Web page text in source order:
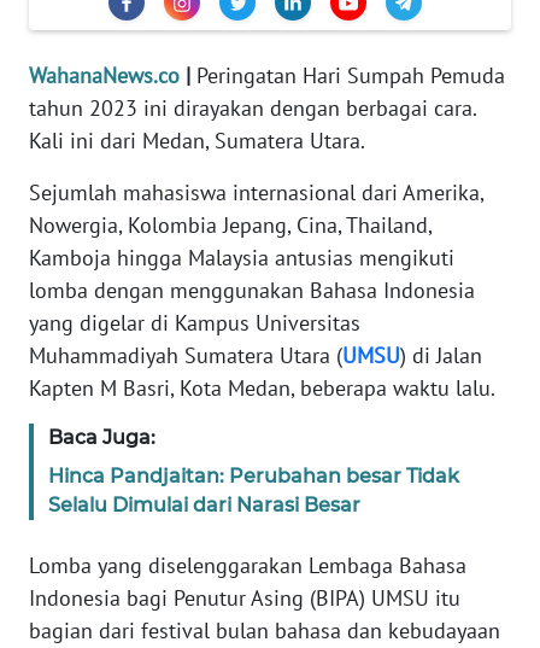
WahanaNews.co | Peringatan Hari Sumpah Pemuda
tahun 2023 ini dirayakan dengan berbagai cara.
Kali ini dari Medan, Sumatera Utara.
Sejumlah mahasiswa internasional dari Amerika,
Nowergia, Kolombia Jepang, Cina, Thailand,
Kamboja hingga Malaysia antusias mengikuti
lomba dengan menggunakan Bahasa Indonesia
yang digelar di Kampus Universitas
Muhammadiyah Sumatera Utara (UMSU) di Jalan
Kapten M Basri, Kota Medan, beberapa waktu lalu.
Baca Juga:
Hinca Pandjaitan: Perubahan besar Tidak
Selalu Dimulai dari Narasi Besar
Lomba yang diselenggarakan Lembaga Bahasa
Indonesia bagi Penutur Asing (BIPA) UMSU itu
bagian dari festival bulan bahasa dan kebudayaan
EDITORIAL
Informasi
INDEKS
BERITA
KONTAK
KAMI
INFO
IKLAN
KAMI
MEDIA
SIBER